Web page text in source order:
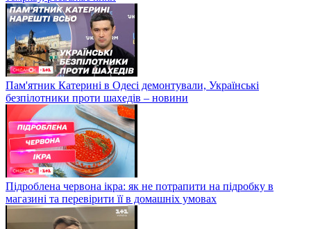
Пам'ятник Катерині в Одесі демонтували, Українські
безпілотники проти шахедів – новини
Підроблена червона ікра: як не потрапити на підробку в
магазині та перевірити її в домашніх умовах